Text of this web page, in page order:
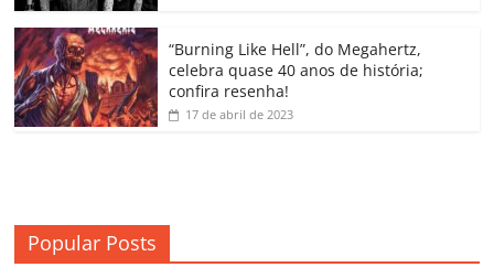
o
m
“Burning Like Hell”, do Megahertz,
celebra quase 40 anos de história;
confira resenha!
17 de abril de 2023
Popular Posts